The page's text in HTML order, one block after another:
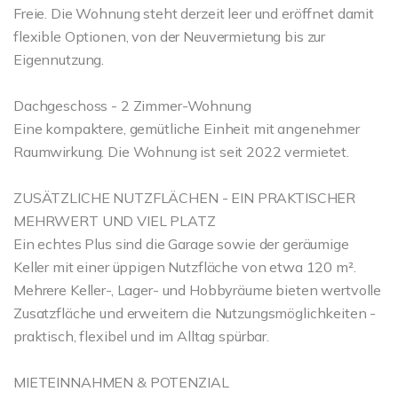
Freie. Die Wohnung steht derzeit leer und eröffnet damit
flexible Optionen, von der Neuvermietung bis zur
Eigennutzung.
Dachgeschoss - 2 Zimmer-Wohnung
Eine kompaktere, gemütliche Einheit mit angenehmer
Raumwirkung. Die Wohnung ist seit 2022 vermietet.
ZUSÄTZLICHE NUTZFLÄCHEN - EIN PRAKTISCHER
MEHRWERT UND VIEL PLATZ
Ein echtes Plus sind die Garage sowie der geräumige
Keller mit einer üppigen Nutzfläche von etwa 120 m².
Mehrere Keller-, Lager- und Hobbyräume bieten wertvolle
Zusatzfläche und erweitern die Nutzungsmöglichkeiten -
praktisch, flexibel und im Alltag spürbar.
MIETEINNAHMEN & POTENZIAL